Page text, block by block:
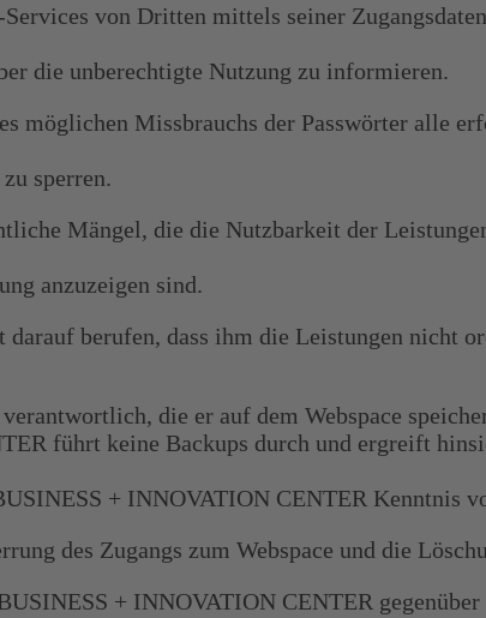
von Dritten mittels seiner
die unberechtigte Nutzung zu informieren.
Missbrauchs der Passwörter alle
sperren.
Mängel, die die Nutzbarkeit der
anzuzeigen sind.
berufen, dass ihm die Leistungen nicht
die er auf dem Webspace
führt keine Backups durch und ergreift
+ INNOVATION CENTER Kenntnis
des Zugangs zum Webspace und die
+ INNOVATION CENTER